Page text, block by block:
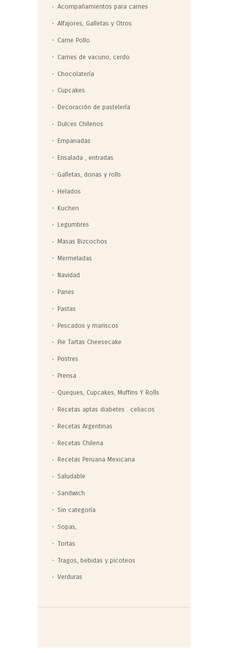
Acompañamientos para carnes
Alfajores, Galletas y Otros
Carne Pollo
Carnes de vacuno, cerdo
Chocolatería
Cupcakes
Decoración de pastelería
Dulces Chilenos
Empanadas
Ensalada , entradas
Galletas, donas y rolls
Helados
Kuchen
Legumbres
Masas Bizcochos
Mermeladas
Navidad
Panes
Pastas
Pescados y mariscos
Pie Tartas Cheesecake
Postres
Prensa
Queques, Cupcakes, Muffins Y Rolls
Recetas aptas diabetes . celiacos
Recetas Argentinas
Recetas Chilena
Recetas Peruana Mexicana
Saludable
Sandwich
Sin categoría
Sopas,
Tortas
Tragos, bebidas y picoteos
Verduras